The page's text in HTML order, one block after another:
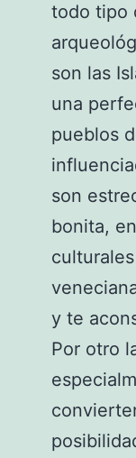
todo tipo
son las
una
pueblos
son
bonita,
y te
Por otro